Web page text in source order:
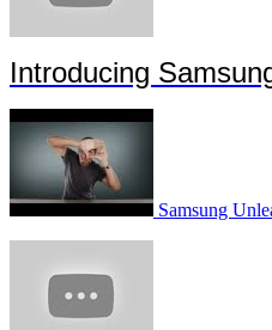
Introducing
Samsung